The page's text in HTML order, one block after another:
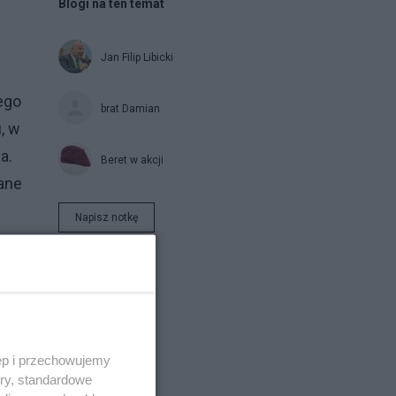
w
Blogi na ten temat
Jan Filip Libicki
brat Damian
Beret w akcji
Napisz notkę
i przechowujemy
standardowe